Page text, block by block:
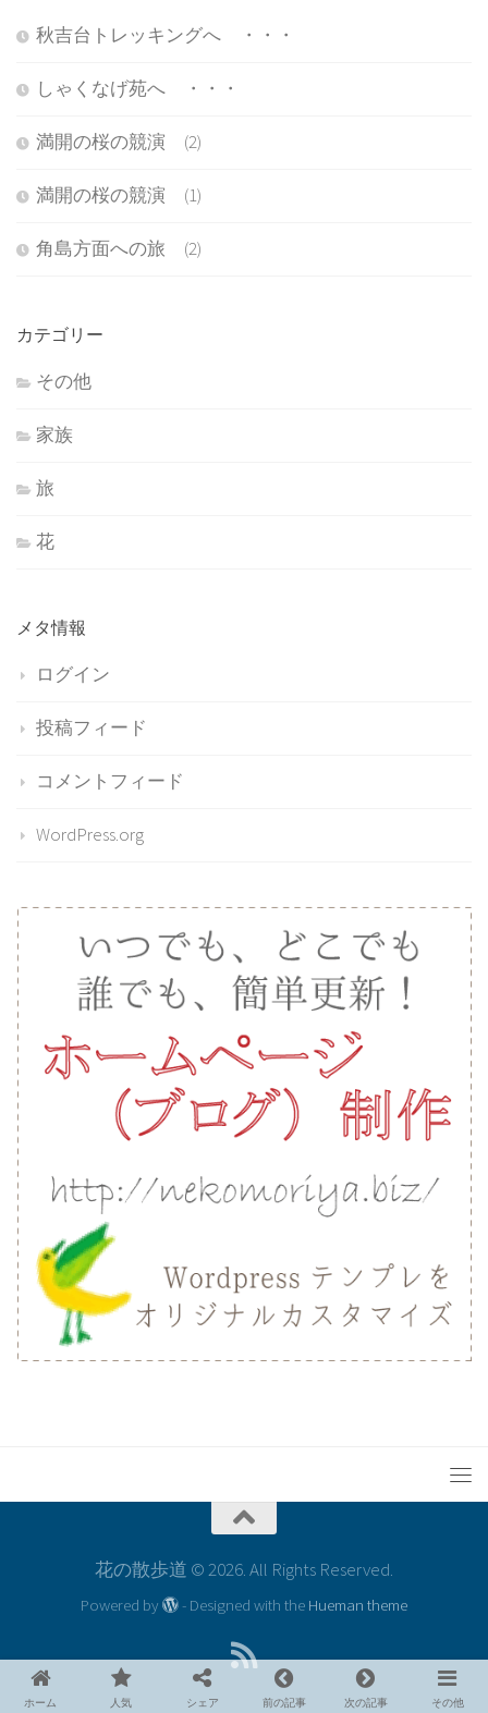
秋吉台トレッキングへ ・・・
しゃくなげ苑へ ・・・
満開の桜の競演 (2)
満開の桜の競演 (1)
角島方面への旅 (2)
カテゴリー
その他
家族
旅
花
メタ情報
ログイン
投稿フィード
コメントフィード
WordPress.org
花の散歩道 © 2026. All Rights Reserved.
Powered by - Designed with the Hueman theme
ホーム 人気 シェア 前の記事 次の記事 その他